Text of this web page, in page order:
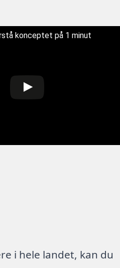
konceptet på 1 minut
i hele landet, kan du